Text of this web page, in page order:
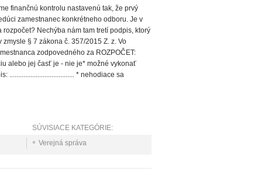
finančnú kontrolu nastavenú tak, že prvý
zamestnanec konkrétneho odboru. Je v
Nechýba nám tam tretí podpis, ktorý
§ 7 zákona č. 357/2015 Z. z. Vo
zodpovedného za ROZPOČET:
alebo jej časť je - nie je* možné vykonať
..................................... * nehodiace sa
SÚVISIACE KATEGÓRIE:
Verejná správa